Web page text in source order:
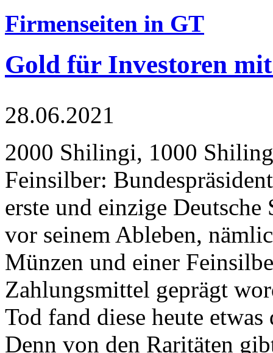
Firmenseiten in GT
Gold für Investoren
28.06.2021
2000 Shilingi, 1000
Feinsilber:
erste und einzige Deutsche
vor seinem Ableben,
Münzen und einer
Zahlungsmittel geprägt
Tod fand diese heute
Denn von den Raritäten